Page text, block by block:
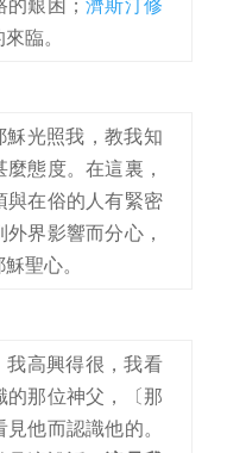
臨。
光照我，教我知
態度。在這裏，
與在俗的人有緊密
界影響而分心，
聖心。
高興得很，我看
的那位神父，〔那
他而認識他的。